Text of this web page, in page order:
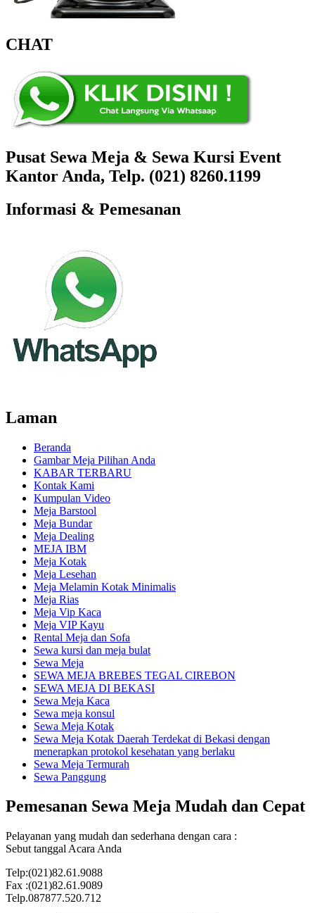
CHAT
Pusat Sewa Meja & Sewa Kursi Event
Kantor Anda, Telp. (021) 8260.1199
Informasi & Pemesanan
Laman
Beranda
Gambar Meja Pilihan Anda
KABAR TERBARU
Kontak Kami
Kumpulan Video
Meja Barstool
Meja Bundar
Meja Dealing
MEJA IBM
Meja Kotak
Meja Lesehan
Meja Melamin Kotak Minimalis
Meja Rias
Meja Vip Kaca
Meja VIP Kayu
Rental Meja dan Sofa
Sewa kursi dan meja bulat
Sewa Meja
SEWA MEJA BREBES TEGAL CIREBON
SEWA MEJA DI BEKASI
Sewa Meja Kaca
Sewa meja konsul
Sewa Meja Kotak
Sewa Meja Kotak Daerah Terdekat di Bekasi dengan
menerapkan protokol kesehatan yang berlaku
Sewa Meja Termurah
Sewa Panggung
Pemesanan Sewa Meja Mudah dan Cepat
Pelayanan yang mudah dan sederhana dengan cara :
Sebut tanggal Acara Anda
Telp:(021)82.61.9088
Fax :(021)82.61.9089
Telp.087877.520.712